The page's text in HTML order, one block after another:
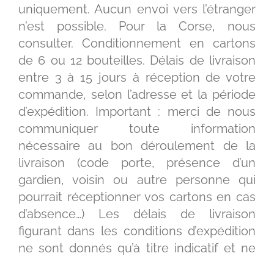
uniquement. Aucun envoi vers l’étranger
n’est possible. Pour la Corse, nous
consulter. Conditionnement en cartons
de 6 ou 12 bouteilles. Délais de livraison
entre 3 à 15 jours à réception de votre
commande, selon l’adresse et la période
d’expédition. Important : merci de nous
communiquer toute information
nécessaire au bon déroulement de la
livraison (code porte, présence d’un
gardien, voisin ou autre personne qui
pourrait réceptionner vos cartons en cas
d’absence…) Les délais de livraison
figurant dans les conditions d’expédition
ne sont donnés qu’à titre indicatif et ne